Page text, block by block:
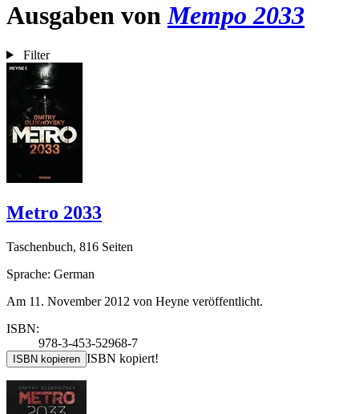
Ausgaben vonМетро 2033
Filter
Metro 2033
Taschenbuch, 816 Seiten
Sprache: German
Am 11. November 2012 von Heyne veröffentlicht.
ISBN:
978-3-453-52968-7
ISBN kopieren ISBN kopiert!